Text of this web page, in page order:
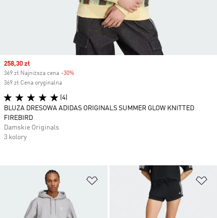
Dodaj do listy życzeń
Sale price
258,30 zł
369 zł Najniższa cena -30%
369 zł Cena oryginalna
(4)
BLUZA DRESOWA ADIDAS ORIGINALS SUMMER GLOW KNITTED
FIREBIRD
Damskie Originals
3 kolory